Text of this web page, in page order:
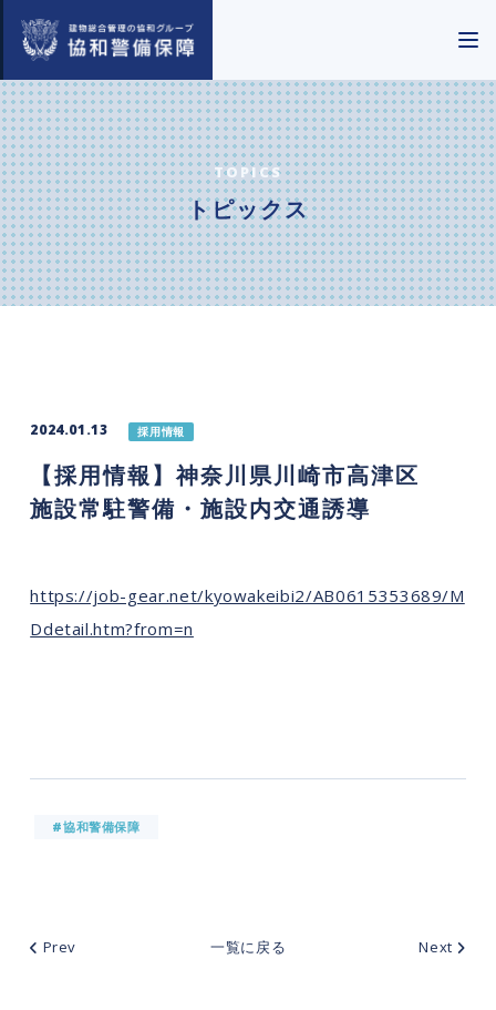
TOPICS
トピックス
2024.01.13 採用情報
【採用情報】神奈川県川崎市高津区
施設常駐警備・施設内交通誘導
https://job-gear.net/kyowakeibi2/AB0615353689/M
Ddetail.htm?from=n
#協和警備保障
Prev 一覧に戻る Next